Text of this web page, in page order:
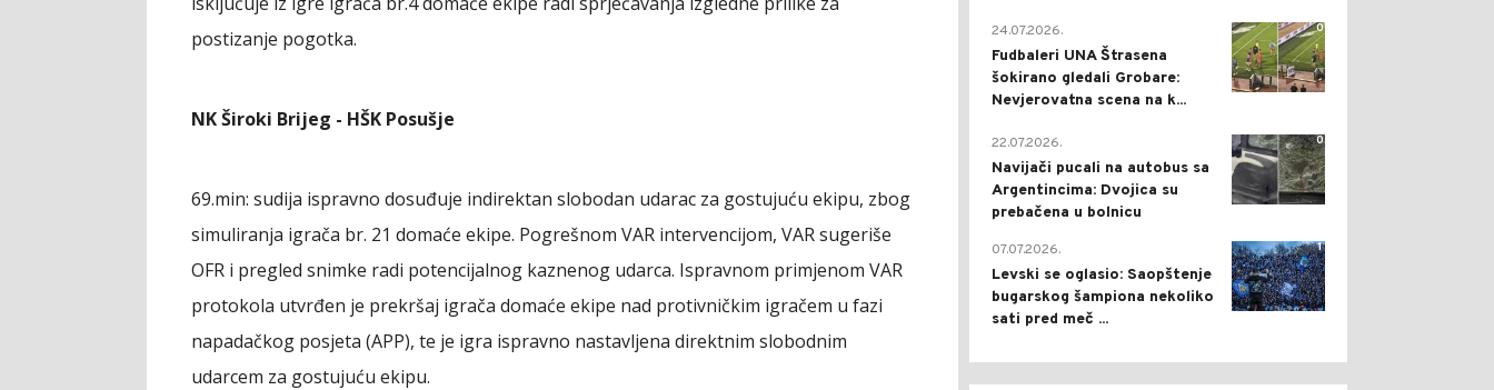
postizanje pogotka.
NK Široki Brijeg - HŠK Posušje
69.min: sudija ispravno dosuđuje indirektan slobodan udarac za gostujuću ekipu, zbog
simuliranja igrača br. 21 domaće ekipe. Pogrešnom VAR intervencijom, VAR sugeriše
OFR i pregled snimke radi potencijalnog kaznenog udarca. Ispravnom primjenom VAR
protokola utvrđen je prekršaj igrača domaće ekipe nad protivničkim igračem u fazi
napadačkog posjeta (APP), te je igra ispravno nastavljena direktnim slobodnim
udarcem za gostujuću ekipu.
0
24.07.2026.
Fudbaleri UNA Štrasena
šokirano gledali Grobare:
Nevjerovatna scena na k...
0
22.07.2026.
Navijači pucali na autobus sa
Argentincima: Dvojica su
prebačena u bolnicu
1
07.07.2026.
Levski se oglasio: Saopštenje
bugarskog šampiona nekoliko
sati pred meč ...